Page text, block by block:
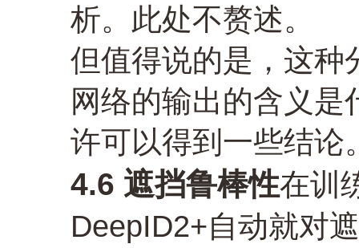
析。此处不赘述。
但值得说的是，这种
网络的输出的含义
许可以得到一些结论
4.6 遮挡鲁棒性在训
DeepID2+自动就对